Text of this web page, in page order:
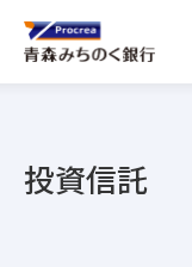
投資信託